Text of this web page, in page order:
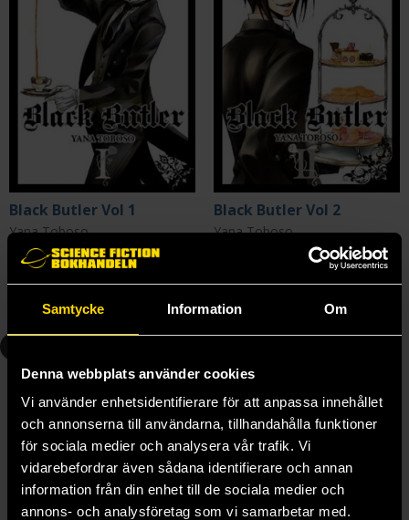
Samtycke Information Om
Denna webbplats använder cookies
Vi använder enhetsidentifierare för att anpassa innehållet
och annonserna till användarna, tillhandahålla funktioner
för sociala medier och analysera vår trafik. Vi
vidarebefordrar även sådana identifierare och annan
information från din enhet till de sociala medier och
annons- och analysföretag som vi samarbetar med.
Black Butler Vol 1
Yana Toboso
199 kr
Beställ
Black Butler Vol 2
Yana Toboso